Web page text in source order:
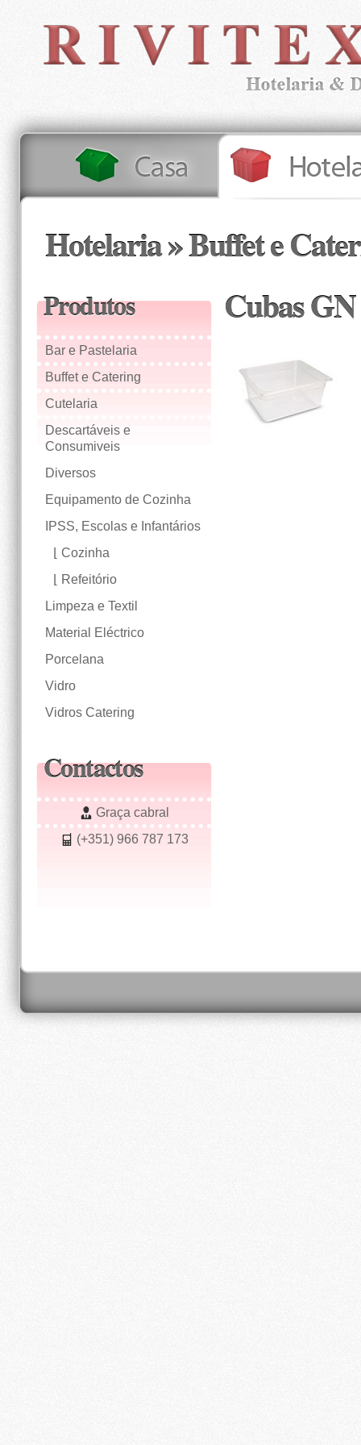
Hotelaria » Buffet e
Produtos
Bar e Pastelaria
Buffet e Catering
Cutelaria
Descartáveis e
Consumiveis
Diversos
Equipamento de Cozinha
IPSS, Escolas e Infantários
Cozinha
Refeitório
Limpeza e Textil
Material Eléctrico
Porcelana
Vidro
Vidros Catering
Contactos
Graça cabral
(+351) 966 787 173
Cubas GN